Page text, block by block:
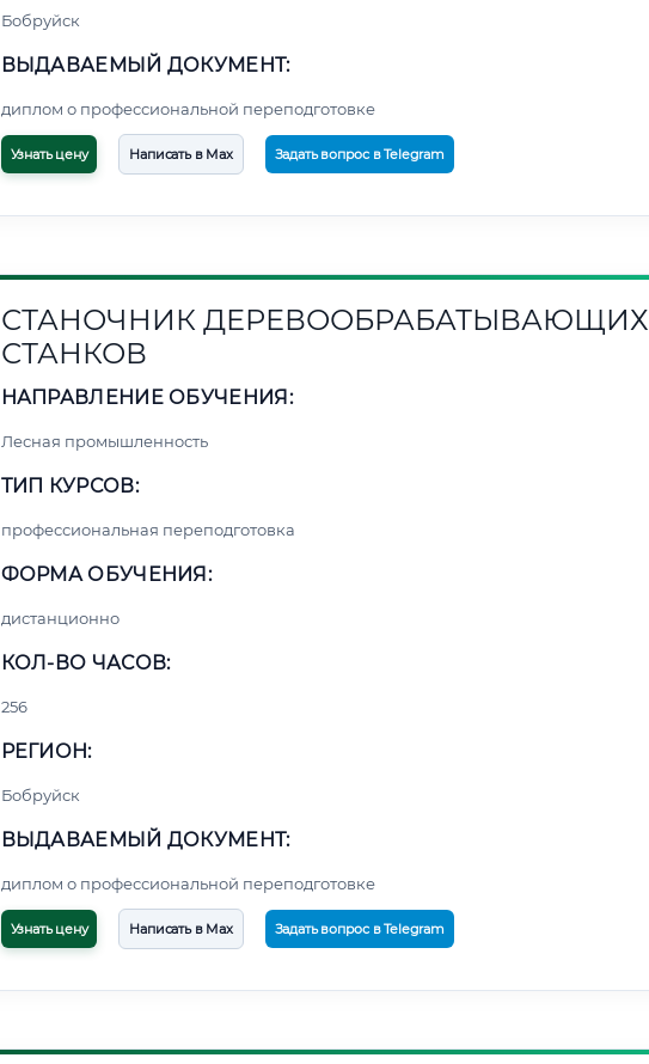
Бобруйск
ВЫДАВАЕМЫЙ ДОКУМЕНТ:
диплом о профессиональной переподготовке
Узнать цену Написать в Max Задать вопрос в Telegram
СТАНОЧНИК ДЕРЕВООБРАБАТЫВАЮЩИХ
СТАНКОВ
НАПРАВЛЕНИЕ ОБУЧЕНИЯ:
Лесная промышленность
ТИП КУРСОВ:
профессиональная переподготовка
ФОРМА ОБУЧЕНИЯ:
дистанционно
КОЛ-ВО ЧАСОВ:
256
РЕГИОН:
Бобруйск
ВЫДАВАЕМЫЙ ДОКУМЕНТ:
диплом о профессиональной переподготовке
Узнать цену Написать в Max Задать вопрос в Telegram